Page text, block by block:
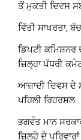
ਤੋਂ ਮੁਕਤੀ ਦਿਵਸ
ਵਿੱਤੀ ਸਾਖਰਤਾ,
ਡਿਪਟੀ
ਜ਼ਿਲ੍ਹਾ ਪੱਧਰੀ
ਆਜ਼ਾਦੀ ਦਿਵਸ ਦੇ
ਪਹਿਲੀ ਰਿਹਰਸਲ
ਭਗਵੰਤ ਮਾਨ
ਜ਼ਿਲ੍ਹੇ ਦੇ